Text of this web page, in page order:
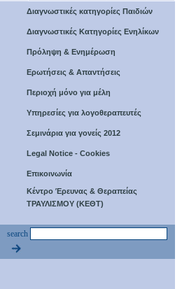
Διαγνωστικές κατηγορίες Παιδιών
Διαγνωστικές Κατηγορίες Ενηλίκων
Πρόληψη & Ενημέρωση
Ερωτήσεις & Απαντήσεις
Περιοχή μόνο για μέλη
Υπηρεσίες για λογοθεραπευτές
Σεμινάρια για γονείς 2012
Legal Notice - Cookies
Επικοινωνία
Κέντρο Έρευνας & Θεραπείας
ΤΡΑΥΛΙΣΜΟΥ (ΚΕΘΤ)
search